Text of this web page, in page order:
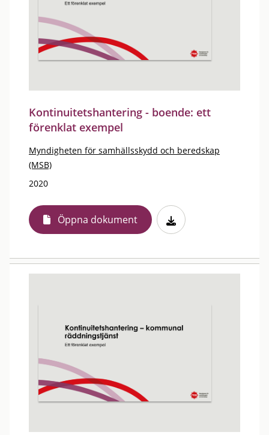
Kontinuitetshantering - boende: ett
förenklat exempel
Myndigheten för samhällsskydd och beredskap
(MSB)
2020
Öppna dokument